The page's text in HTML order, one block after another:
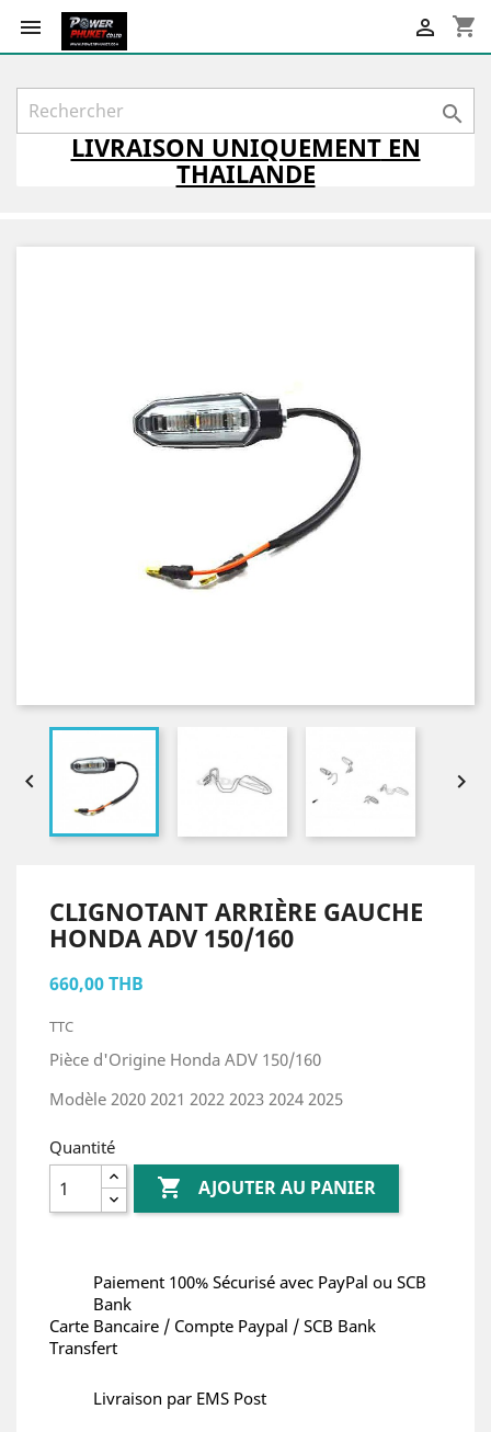
 shopping_cart


LIVRAISON UNIQUEMENTEN
THAILANDE
 
CLIGNOTANT ARRIÈRE GAUCHE
HONDA ADV 150/160
660,00 THB
TTC
Pièce d'Origine Honda ADV 150/160
Modèle 2020 2021 2022 2023 2024 2025
Quantité
 AJOUTER AU PANIER
Paiement 100% Sécurisé avec PayPal ou SCB
Bank
Carte Bancaire / Compte Paypal / SCB Bank
Transfert
Livraison par EMS Post